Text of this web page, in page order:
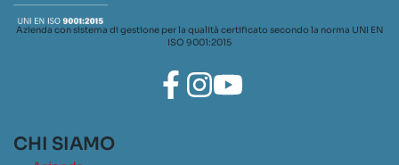
Azienda con sistema di gestione per la qualità certificato secondo la norma UNI EN
ISO 9001:2015
CHI SIAMO